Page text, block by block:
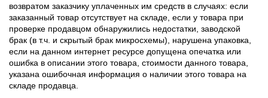
возвратом заказчику уплаченных им средств в случаях: если
заказанный товар отсутствует на складе, если у товара при
проверке продавцом обнаружились недостатки, заводской
брак (в т.ч. и скрытый брак микросхемы), нарушена упаковка,
если на данном интернет ресурсе допущена опечатка или
ошибка в описании этого товара, стоимости данного товара,
указана ошибочная информация о наличии этого товара на
складе продавца.